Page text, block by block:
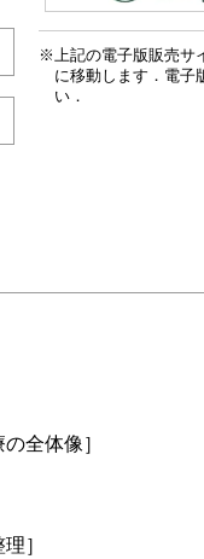
上記の電子版販売サ
に移動します．電子
い．
全体像］
］